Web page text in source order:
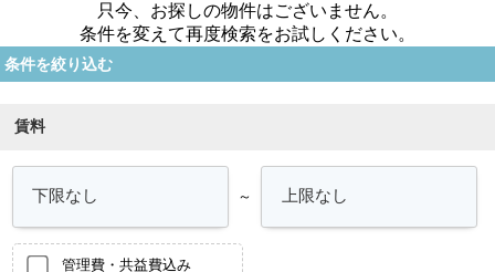
只今、お探しの物件はございません。
条件を変えて再度検索をお試しください。
条件を絞り込む
賃料
～
管理費・共益費込み